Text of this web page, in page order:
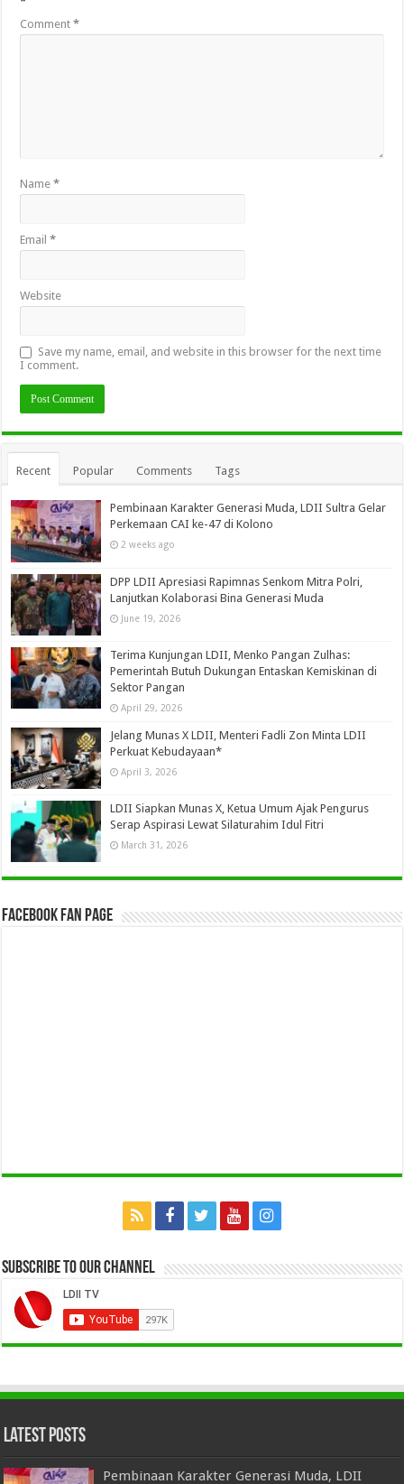
Comment*
Name*
Email*
Website
Save my name, email, and website in this browser for the next time
I comment.
Recent Popular Comments Tags
Pembinaan Karakter Generasi Muda, LDII Sultra Gelar
Perkemaan CAI ke-47 di Kolono
2 weeks ago
DPP LDII Apresiasi Rapimnas Senkom Mitra Polri,
Lanjutkan Kolaborasi Bina Generasi Muda
June 19, 2026
Terima Kunjungan LDII, Menko Pangan Zulhas:
Pemerintah Butuh Dukungan Entaskan Kemiskinan di
Sektor Pangan
April 29, 2026
Jelang Munas X LDII, Menteri Fadli Zon Minta LDII
Perkuat Kebudayaan*
April 3, 2026
LDII Siapkan Munas X, Ketua Umum Ajak Pengurus
Serap Aspirasi Lewat Silaturahim Idul Fitri
March 31, 2026
Facebook Fan Page
Subscribe to our Channel
Latest Posts
Pembinaan Karakter Generasi Muda, LDII